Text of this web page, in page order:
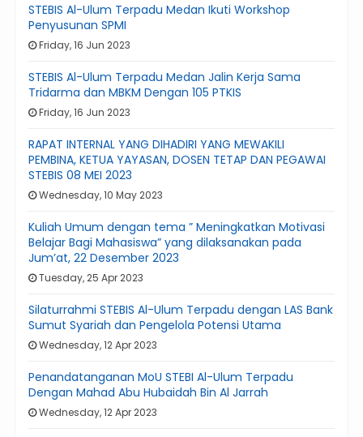
STEBIS Al-Ulum Terpadu Medan Ikuti Workshop
Penyusunan SPMI
Friday, 16 Jun 2023
STEBIS Al-Ulum Terpadu Medan Jalin Kerja Sama
Tridarma dan MBKM Dengan 105 PTKIS
Friday, 16 Jun 2023
RAPAT INTERNAL YANG DIHADIRI YANG MEWAKILI
PEMBINA, KETUA YAYASAN, DOSEN TETAP DAN PEGAWAI
STEBIS 08 MEI 2023
Wednesday, 10 May 2023
Kuliah Umum dengan tema ” Meningkatkan Motivasi
Belajar Bagi Mahasiswa” yang dilaksanakan pada
Jum’at, 22 Desember 2023
Tuesday, 25 Apr 2023
Silaturrahmi STEBIS Al-Ulum Terpadu dengan LAS Bank
Sumut Syariah dan Pengelola Potensi Utama
Wednesday, 12 Apr 2023
Penandatanganan MoU STEBI Al-Ulum Terpadu
Dengan Mahad Abu Hubaidah Bin Al Jarrah
Wednesday, 12 Apr 2023